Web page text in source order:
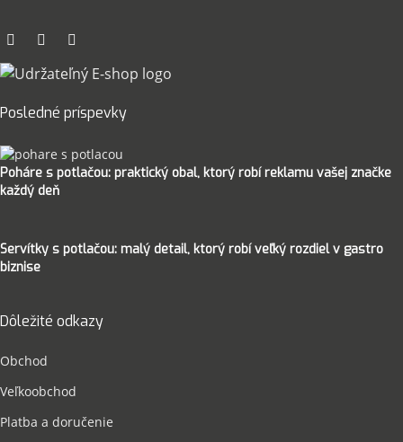
Posledné príspevky
Poháre s potlačou: praktický obal, ktorý robí reklamu vašej značke
každý deň
Servítky s potlačou: malý detail, ktorý robí veľký rozdiel v gastro
biznise
Dôležité odkazy
Obchod
Veľkoobchod
Platba a doručenie